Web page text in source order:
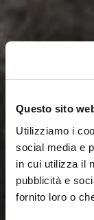
Questo sito
Utilizziamo i
social media e
in cui utilizza il
pubblicità e
fornito loro o